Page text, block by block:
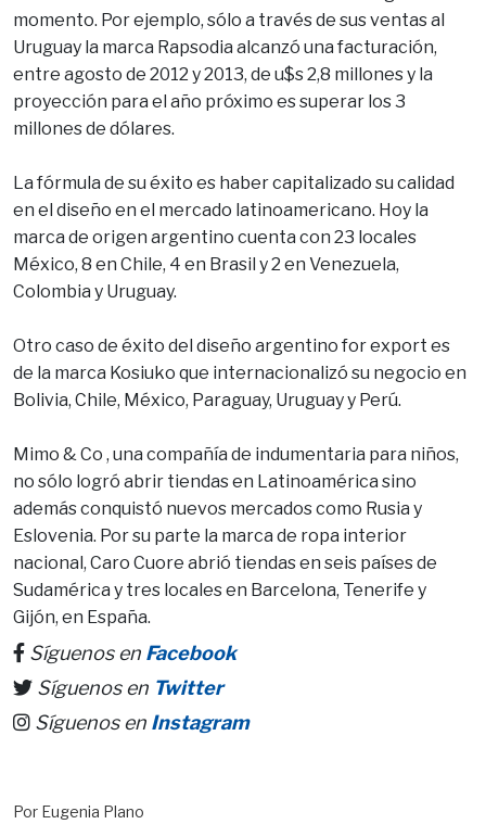
momento. Por ejemplo, sólo a través de sus ventas al
Uruguay la marca Rapsodia alcanzó una facturación,
entre agosto de 2012 y 2013, de u$s 2,8 millones y la
proyección para el año próximo es superar los 3
millones de dólares.
La fórmula de su éxito es haber capitalizado su calidad
en el diseño en el mercado latinoamericano. Hoy la
marca de origen argentino cuenta con 23 locales
México, 8 en Chile, 4 en Brasil y 2 en Venezuela,
Colombia y Uruguay.
Otro caso de éxito del diseño argentino for export es
de la marca Kosiuko que internacionalizó su negocio en
Bolivia, Chile, México, Paraguay, Uruguay y Perú.
Mimo & Co , una compañía de indumentaria para niños,
no sólo logró abrir tiendas en Latinoamérica sino
además conquistó nuevos mercados como Rusia y
Eslovenia. Por su parte la marca de ropa interior
nacional, Caro Cuore abrió tiendas en seis países de
Sudamérica y tres locales en Barcelona, Tenerife y
Gijón, en España.
Síguenos en Facebook
Síguenos en Twitter
Síguenos en Instagram
Por Eugenia Plano